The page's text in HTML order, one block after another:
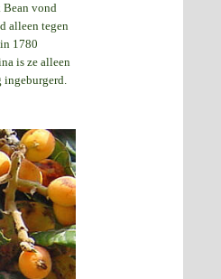
Bean vond
alleen tegen
1780
is ze alleen
ingeburgerd.